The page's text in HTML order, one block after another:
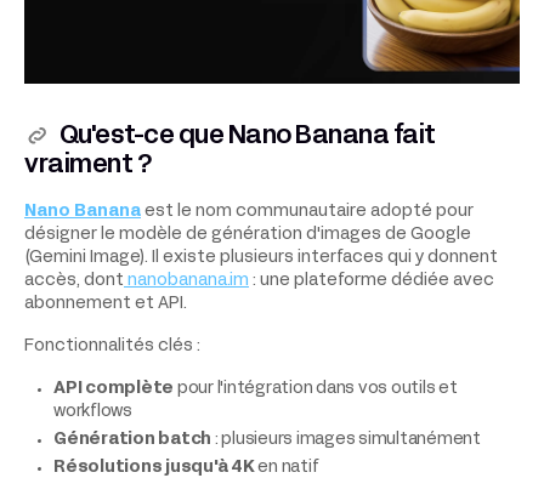
Qu'est-ce que Nano Banana fait
vraiment ?
Nano Banana est le nom communautaire adopté pour
désigner le modèle de génération d'images de Google
(Gemini Image). Il existe plusieurs interfaces qui y donnent
accès, dont nanobanana.im : une plateforme dédiée avec
abonnement et API.
Fonctionnalités clés :
API complète pour l'intégration dans vos outils et
workflows
Génération batch : plusieurs images simultanément
Résolutions jusqu'à 4Ken natif